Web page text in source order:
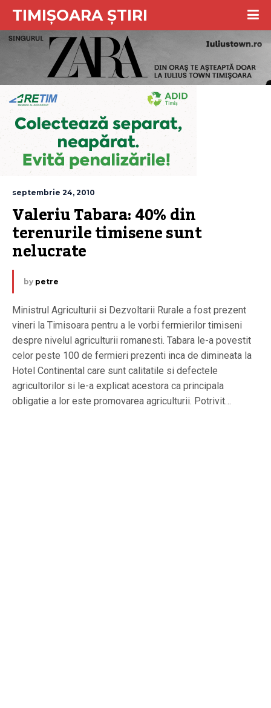
TIMIȘOARA ȘTIRI
septembrie 24, 2010
Valeriu Tabara: 40% din
terenurile timisene sunt
nelucrate
by petre
Ministrul Agriculturii si Dezvoltarii Rurale a fost prezent
vineri la Timisoara pentru a le vorbi fermierilor timiseni
despre nivelul agriculturii romanesti. Tabara le-a povestit
celor peste 100 de fermieri prezenti inca de dimineata la
Hotel Continental care sunt calitatile si defectele
agricultorilor si le-a explicat acestora ca principala
obligatie a lor este promovarea agriculturii. Potrivit…